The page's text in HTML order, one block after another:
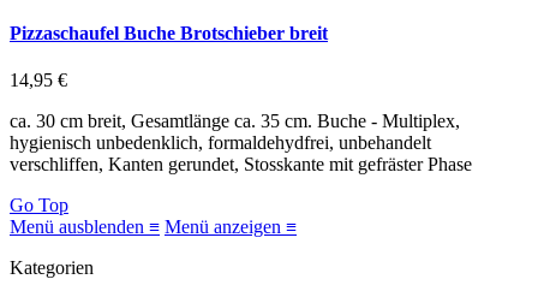
Pizzaschaufel Buche Brotschieber breit
14,95 €
ca. 30 cm breit, Gesamtlänge ca. 35 cm. Buche - Multiplex,
hygienisch unbedenklich, formaldehydfrei, unbehandelt
verschliffen, Kanten gerundet, Stosskante mit gefräster Phase
Go Top
Menü ausblenden ≡ Menü anzeigen ≡
Kategorien